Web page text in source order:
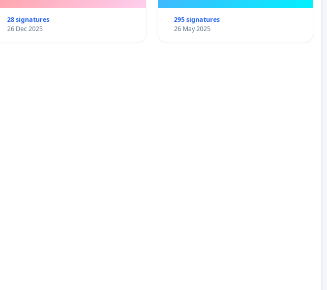
28 signatures
26 Dec 2025
295 signatures
26 May 2025